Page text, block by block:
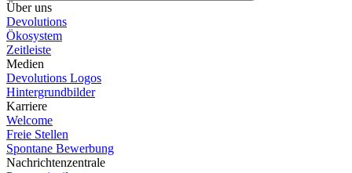
Über uns
Devolutions
Ökosystem
Zeitleiste
Medien
Devolutions Logos
Hintergrundbilder
Karriere
Welcome
Freie Stellen
Spontane Bewerbung
Nachrichtenzentrale